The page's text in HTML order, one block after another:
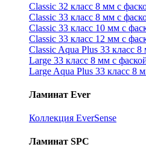
Classic 32 класс 8 мм с
Classic 33 класс 8 мм с
Classic 33 класс 10 мм с
Classic 33 класс 12 мм с
Classic Aqua Plus 33 класс
Large 33 класс 8 мм с
Large Aqua Plus 33 класс 8
Ламинат Ever
Коллекция EverSense
Ламинат SPC